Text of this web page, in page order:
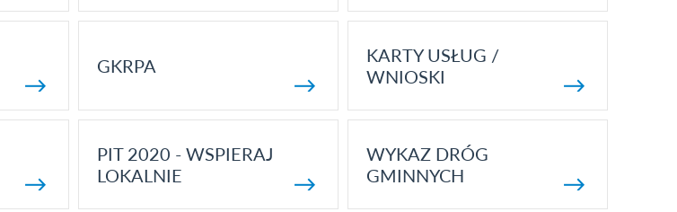
GKRPA
KARTY USŁUG /
WNIOSKI
PIT 2020 - WSPIERAJ
LOKALNIE
WYKAZ DRÓG
GMINNYCH